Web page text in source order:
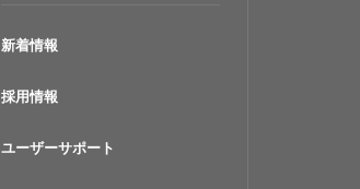
新着情報
採用情報
ユーザーサポート